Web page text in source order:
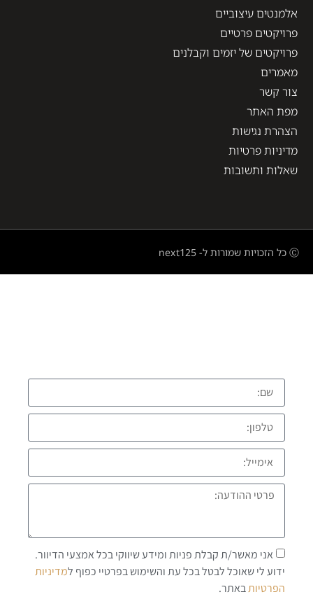
אלמנטים עיצוביים
פרויקטים פרטיים
פרויקטים של יזמים וקבלנים
מאמרים
צור קשר
מפת האתר
הצהרת נגישות
מדיניות פרטיות
שאלות ותשובות
Ⓒ כל הזכויות שמורות ל- next125
אני מאשר/ת קבלת פניות ומידע שיווקי בכל אמצעי הדיוור.
ידוע לי שאוכל לבטל בכל עת והשימוש בפרטיי כפוף למדיניות
הפרטיותבאתר.